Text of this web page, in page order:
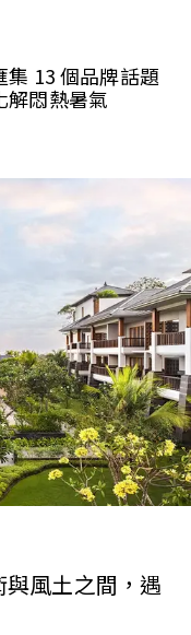
13 個品牌話題
解悶熱暑氣
風土之間，遇